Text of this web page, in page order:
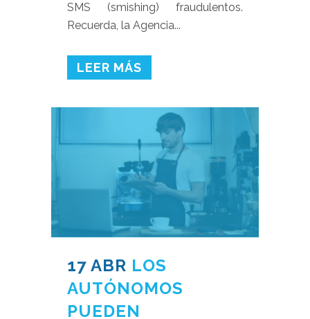
SMS (smishing) fraudulentos.
Recuerda, la Agencia...
LEER MÁS
17 ABR LOS
AUTÓNOMOS
PUEDEN